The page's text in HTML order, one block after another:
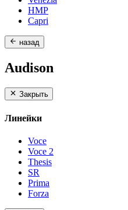
HMP
Capri
назад
Audison
Закрыть
Линейки
Voce
Voce 2
Thesis
SR
Prima
Forza